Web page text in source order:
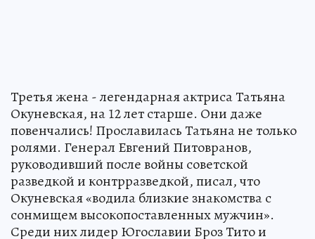
Третья жена - легендарная актриса Татьяна
Окуневская, на 12 лет старше. Они даже
повенчались! Прославилась Татьяна не только
ролями. Генерал Евгений Питовранов,
руководивший после войны советской
разведкой и контрразведкой, писал, что
Окуневская «водила близкие знакомства с
сонмищем высокопоставленных мужчин».
Среди них лидер Югославии Броз Тито и